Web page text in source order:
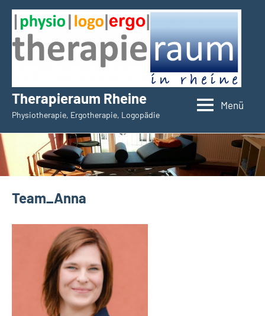
Zum
Inhalt
springen
Therapieraum Rheine
Physiotherapie, Ergotherapie, Logopädie
Menü
Team_Anna